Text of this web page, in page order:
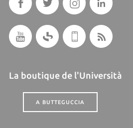
La boutique de l'Università
A BUTTEGUCCIA